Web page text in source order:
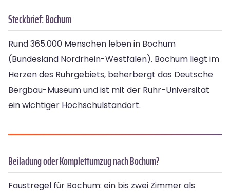
Steckbrief: Bochum
Rund 365.000 Menschen leben in Bochum
(Bundesland Nordrhein-Westfalen). Bochum liegt im
Herzen des Ruhrgebiets, beherbergt das Deutsche
Bergbau-Museum und ist mit der Ruhr-Universität
ein wichtiger Hochschulstandort.
Beiladung oder Komplettumzug nach Bochum?
Faustregel für Bochum: ein bis zwei Zimmer als